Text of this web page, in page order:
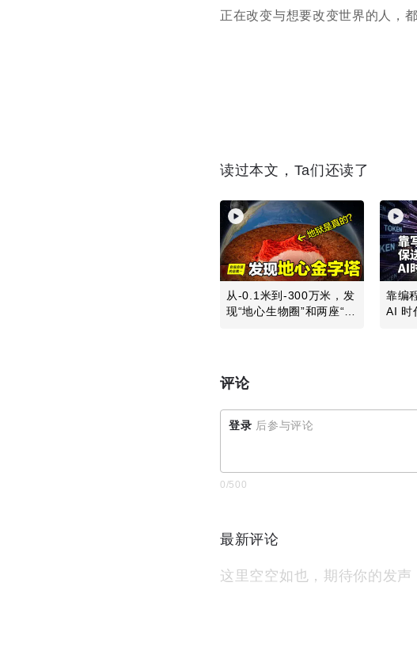
正在改变与想要改变世界的人，
读过本文，Ta们还读了
从-0.1米到-300万米，发
现“地心生物圈”和两座“地
靠编
AI 时
评论
登录 后参与评论
0/500
最新评论
这里空空如也，期待你的发声